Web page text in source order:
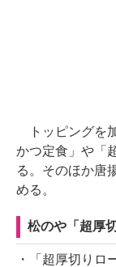
トッピングを
かつ定食」や「
る。そのほか唐
める。
松のや「超厚
・「超厚切りロ